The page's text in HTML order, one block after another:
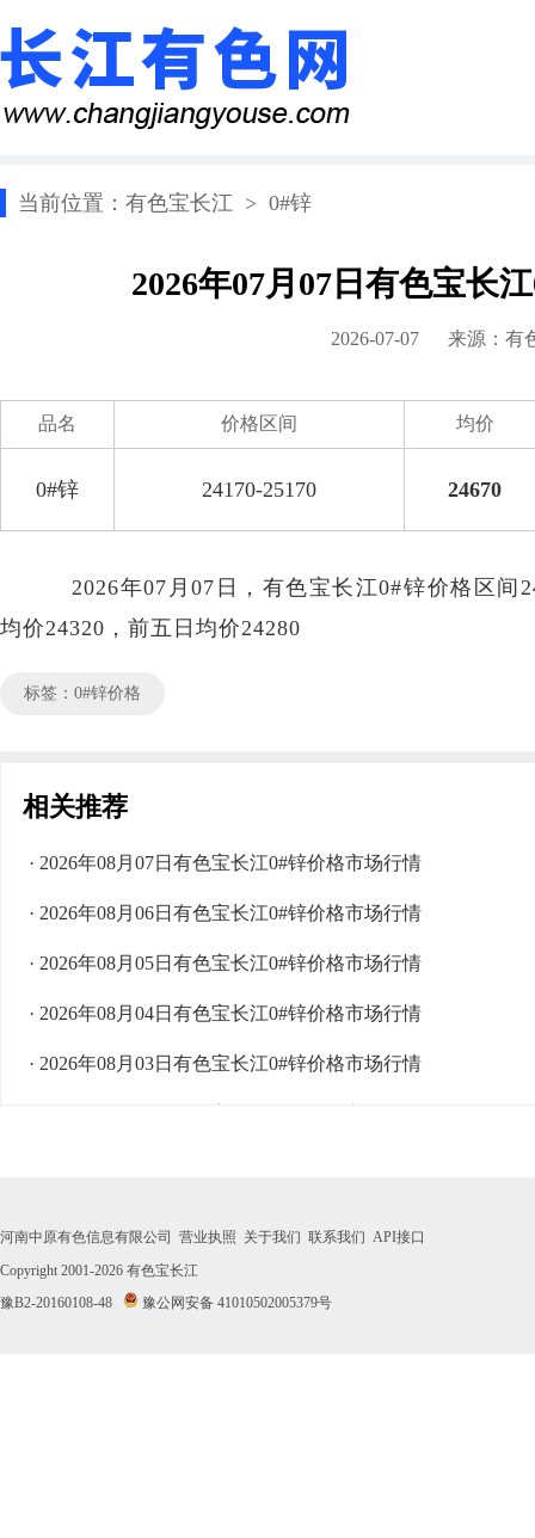
当前位置： 有色宝长江 > 0#锌
2026年07月07日有色宝长
2026-07-07 来源： 有
品名 价格区间 均价
0#锌 24170-25170 24670
2026年07月07日，有色宝长江0#锌价格区间
均价24320，前五日均价24280
标签：0#锌价格
相关推荐
· 2026年08月07日有色宝长江0#锌价格市场行情
· 2026年08月06日有色宝长江0#锌价格市场行情
· 2026年08月05日有色宝长江0#锌价格市场行情
· 2026年08月04日有色宝长江0#锌价格市场行情
· 2026年08月03日有色宝长江0#锌价格市场行情
· 2026年07月28日有色宝长江0#锌价格市场行情
· 2026年07月27日有色宝长江0#锌价格市场行情
河南中原有色信息有限公司 营业执照 关于我们 联系我们 API接口
Copyright 2001-2026 有色宝长江
豫B2-20160108-48
豫公网安备 41010502005379号